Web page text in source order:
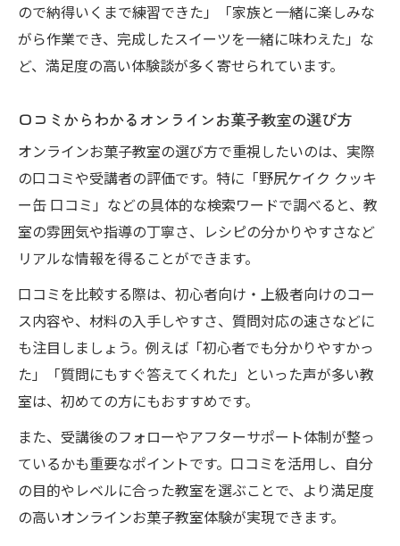
ので納得いくまで練習できた」「家族と一緒に楽しみな
がら作業でき、完成したスイーツを一緒に味わえた」な
ど、満足度の高い体験談が多く寄せられています。
口コミからわかるオンラインお菓子教室の選び方
オンラインお菓子教室の選び方で重視したいのは、実際
の口コミや受講者の評価です。特に「野尻ケイク クッキ
ー缶 口コミ」などの具体的な検索ワードで調べると、教
室の雰囲気や指導の丁寧さ、レシピの分かりやすさなど
リアルな情報を得ることができます。
口コミを比較する際は、初心者向け・上級者向けのコー
ス内容や、材料の入手しやすさ、質問対応の速さなどに
も注目しましょう。例えば「初心者でも分かりやすかっ
た」「質問にもすぐ答えてくれた」といった声が多い教
室は、初めての方にもおすすめです。
また、受講後のフォローやアフターサポート体制が整っ
ているかも重要なポイントです。口コミを活用し、自分
の目的やレベルに合った教室を選ぶことで、より満足度
の高いオンラインお菓子教室体験が実現できます。